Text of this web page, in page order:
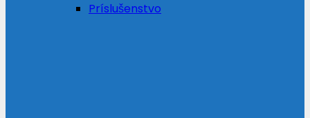
Príslušenstvo